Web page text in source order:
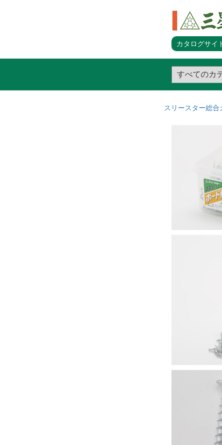
カタログサイ
スリースター総合